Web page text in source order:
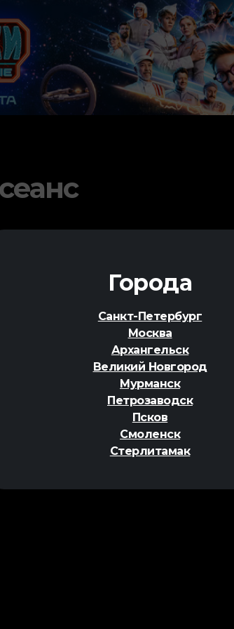
Города
Санкт-Петербург
Москва
Архангельск
Великий Новгород
Мурманск
Петрозаводск
Псков
Смоленск
Стерлитамак